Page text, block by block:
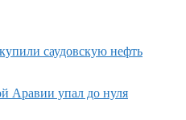
саудовскую нефть
Аравии упал до нуля